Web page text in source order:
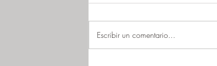
Escribir un comentario...